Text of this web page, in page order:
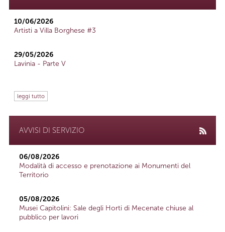
10/06/2026
Artisti a Villa Borghese #3
29/05/2026
Lavinia - Parte V
leggi tutto
AVVISI DI SERVIZIO
06/08/2026
Modalità di accesso e prenotazione ai Monumenti del
Territorio
05/08/2026
Musei Capitolini: Sale degli Horti di Mecenate chiuse al
pubblico per lavori